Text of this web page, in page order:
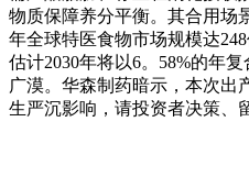
物质保障养分平衡。其合用场
年全球特医食物市场规模达
估计2030年将以6。58%的年
广漠。华森制药暗示，本次出
生严沉影响，请投资者决策、